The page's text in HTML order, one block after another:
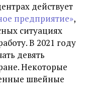
действует
предприятие»,
ситуациях
В 2021 году
девять
Некоторые
швейные